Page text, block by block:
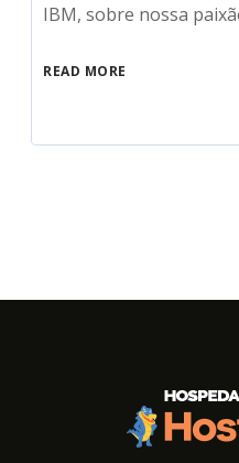
IBM, sobre nossa
READ MORE